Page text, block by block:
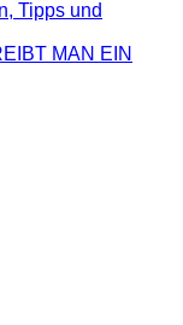
Tipps und
MAN EIN